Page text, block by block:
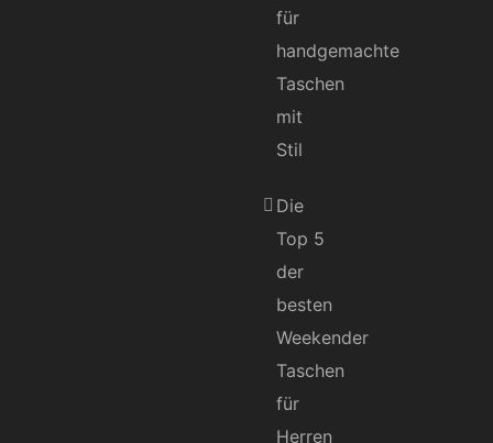
für
handgemachte
Taschen
mit
Stil
Die
Top 5
der
besten
Weekender
Taschen
für
Herren